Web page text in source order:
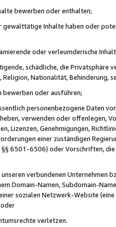
bewerben oder enthalten;
gewalttätige Inhalte haben oder
oder verleumderische
schädliche, die Privatsphäre
Nationalität, Behinderung,
bewerben oder ausführen;
personenbezogene Daten
verwenden oder offenlegen,
Lizenzen, Genehmigungen,
einer zuständigen
§§ 6501-6506) oder Vorschriften,
verbundenen Unternehmen
Domain-Namen, Subdomain-
sozialen Netzwerk-Website
verletzen.